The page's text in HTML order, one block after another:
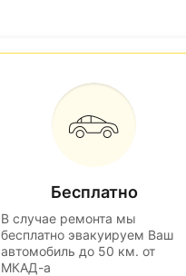
Бесплатно
В случае ремонта мы
бесплатно эвакуируем Ваш
автомобиль до 50 км. от
МКАД-а